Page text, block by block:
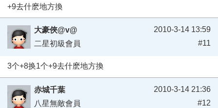
+9去什麽地方換
大豪俠@v@
二星初級會員
2010-3-14 13:59
#11
3个+8换1个+9去什麽地方換
赤城千葉
八星無敵會員
2010-3-14 21:36
#12